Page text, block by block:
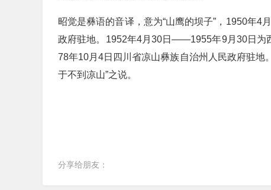
昭觉是彝语的音译，意为“山鹰的坝子”，1950年
政府驻地。1952年4月30日——1955年9月30日
78年10月4日四川省凉山彝族自治州人民政府驻地
于不到凉山”之说。
分享给朋友：